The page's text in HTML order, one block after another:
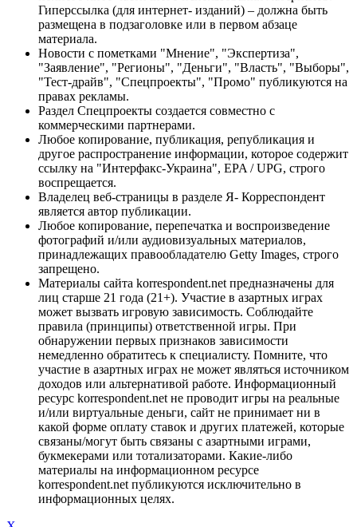
Гиперссылка (для интернет- изданий) – должна быть
размещена в подзаголовке или в первом абзаце
материала.
Новости с пометками "Мнение", "Экспертиза",
"Заявление", "Регионы", "Деньги", "Власть", "Выборы",
"Тест-драйв", "Спецпроекты", "Промо" публикуются на
правах рекламы.
Раздел Спецпроекты создается совместно с
коммерческими партнерами.
Любое копирование, публикация, републикация и
другое распространение информации, которое содержит
ссылку на "Интерфакс-Украина", EPA / UPG, строго
воспрещается.
Владелец веб-страницы в разделе Я- Корреспондент
является автор публикации.
Любое копирование, перепечатка и воспроизведение
фотографий и/или аудиовизуальных материалов,
принадлежащих правообладателю Getty Images, строго
запрещено.
Материалы сайта korrespondent.net предназначены для
лиц старше 21 года (21+). Участие в азартных играх
может вызвать игровую зависимость. Соблюдайте
правила (принципы) ответственной игры. При
обнаружении первых признаков зависимости
немедленно обратитесь к специалисту. Помните, что
участие в азартных играх не может являться источником
доходов или альтернативой работе. Информационный
ресурс korrespondent.net не проводит игры на реальные
и/или виртуальные деньги, сайт не принимает ни в
какой форме оплату ставок и других платежей, которые
связаны/могут быть связаны с азартными играми,
букмекерами или тотализаторами. Какие-либо
материалы на информационном ресурсе
korrespondent.net публикуются исключительно в
информационных целях.